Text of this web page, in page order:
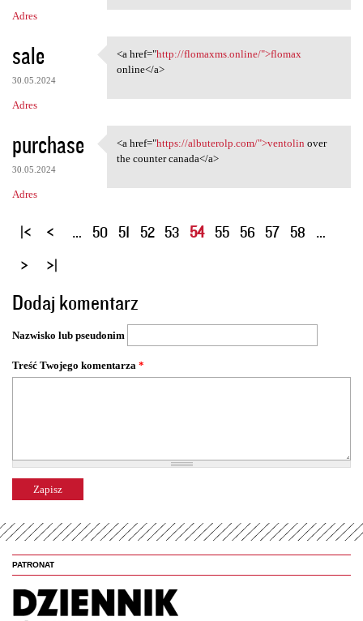
Adres
sale
30.05.2024
Adres
<a href="http://flomaxms
<a href="http://flomaxms.online/">flomax
online</a>
purchase
30.05.2024
Adres
<a href="https://albuterolp
<a href="https://albuterolp.com/">ventolin over
the counter canada</a>
S
o
n
y
… 50 51 52 53 54 55 56 57 58 …
Dodaj komentarz
Nazwisko lub pseudonim
Treść Twojego komentarza *
PATRONAT